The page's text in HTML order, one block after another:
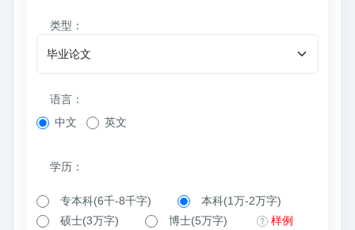
类型：
语言：
中文
英文
学历：
专本科(6千-8千字)
本科(1万-2万字)
硕士(3万字)
博士(5万字) 样例